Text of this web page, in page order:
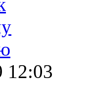
12:03